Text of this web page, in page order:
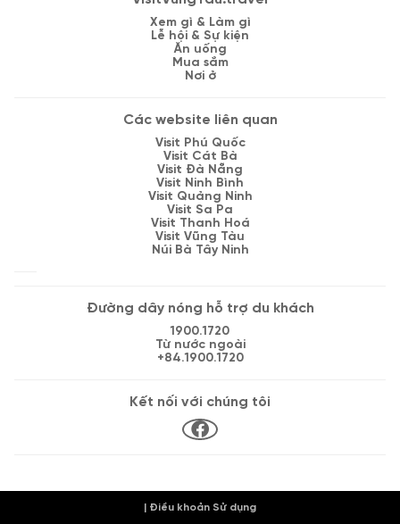
Xem gì & Làm gì
Lễ hội & Sự kiện
Ăn uống
Mua sắm
Nơi ở
Các website liên quan
Visit Phú Quốc
Visit Cát Bà
Visit Đà Nẵng
Visit Ninh Bình
Visit Quảng Ninh
Visit Sa Pa
Visit Thanh Hoá
Visit Vũng Tàu
Núi Bà Tây Ninh
Đường dây nóng hỗ trợ du khách
1900.1720
Từ nước ngoài
+84.1900.1720
Kết nối với chúng tôi
| Điều khoản Sử dụng